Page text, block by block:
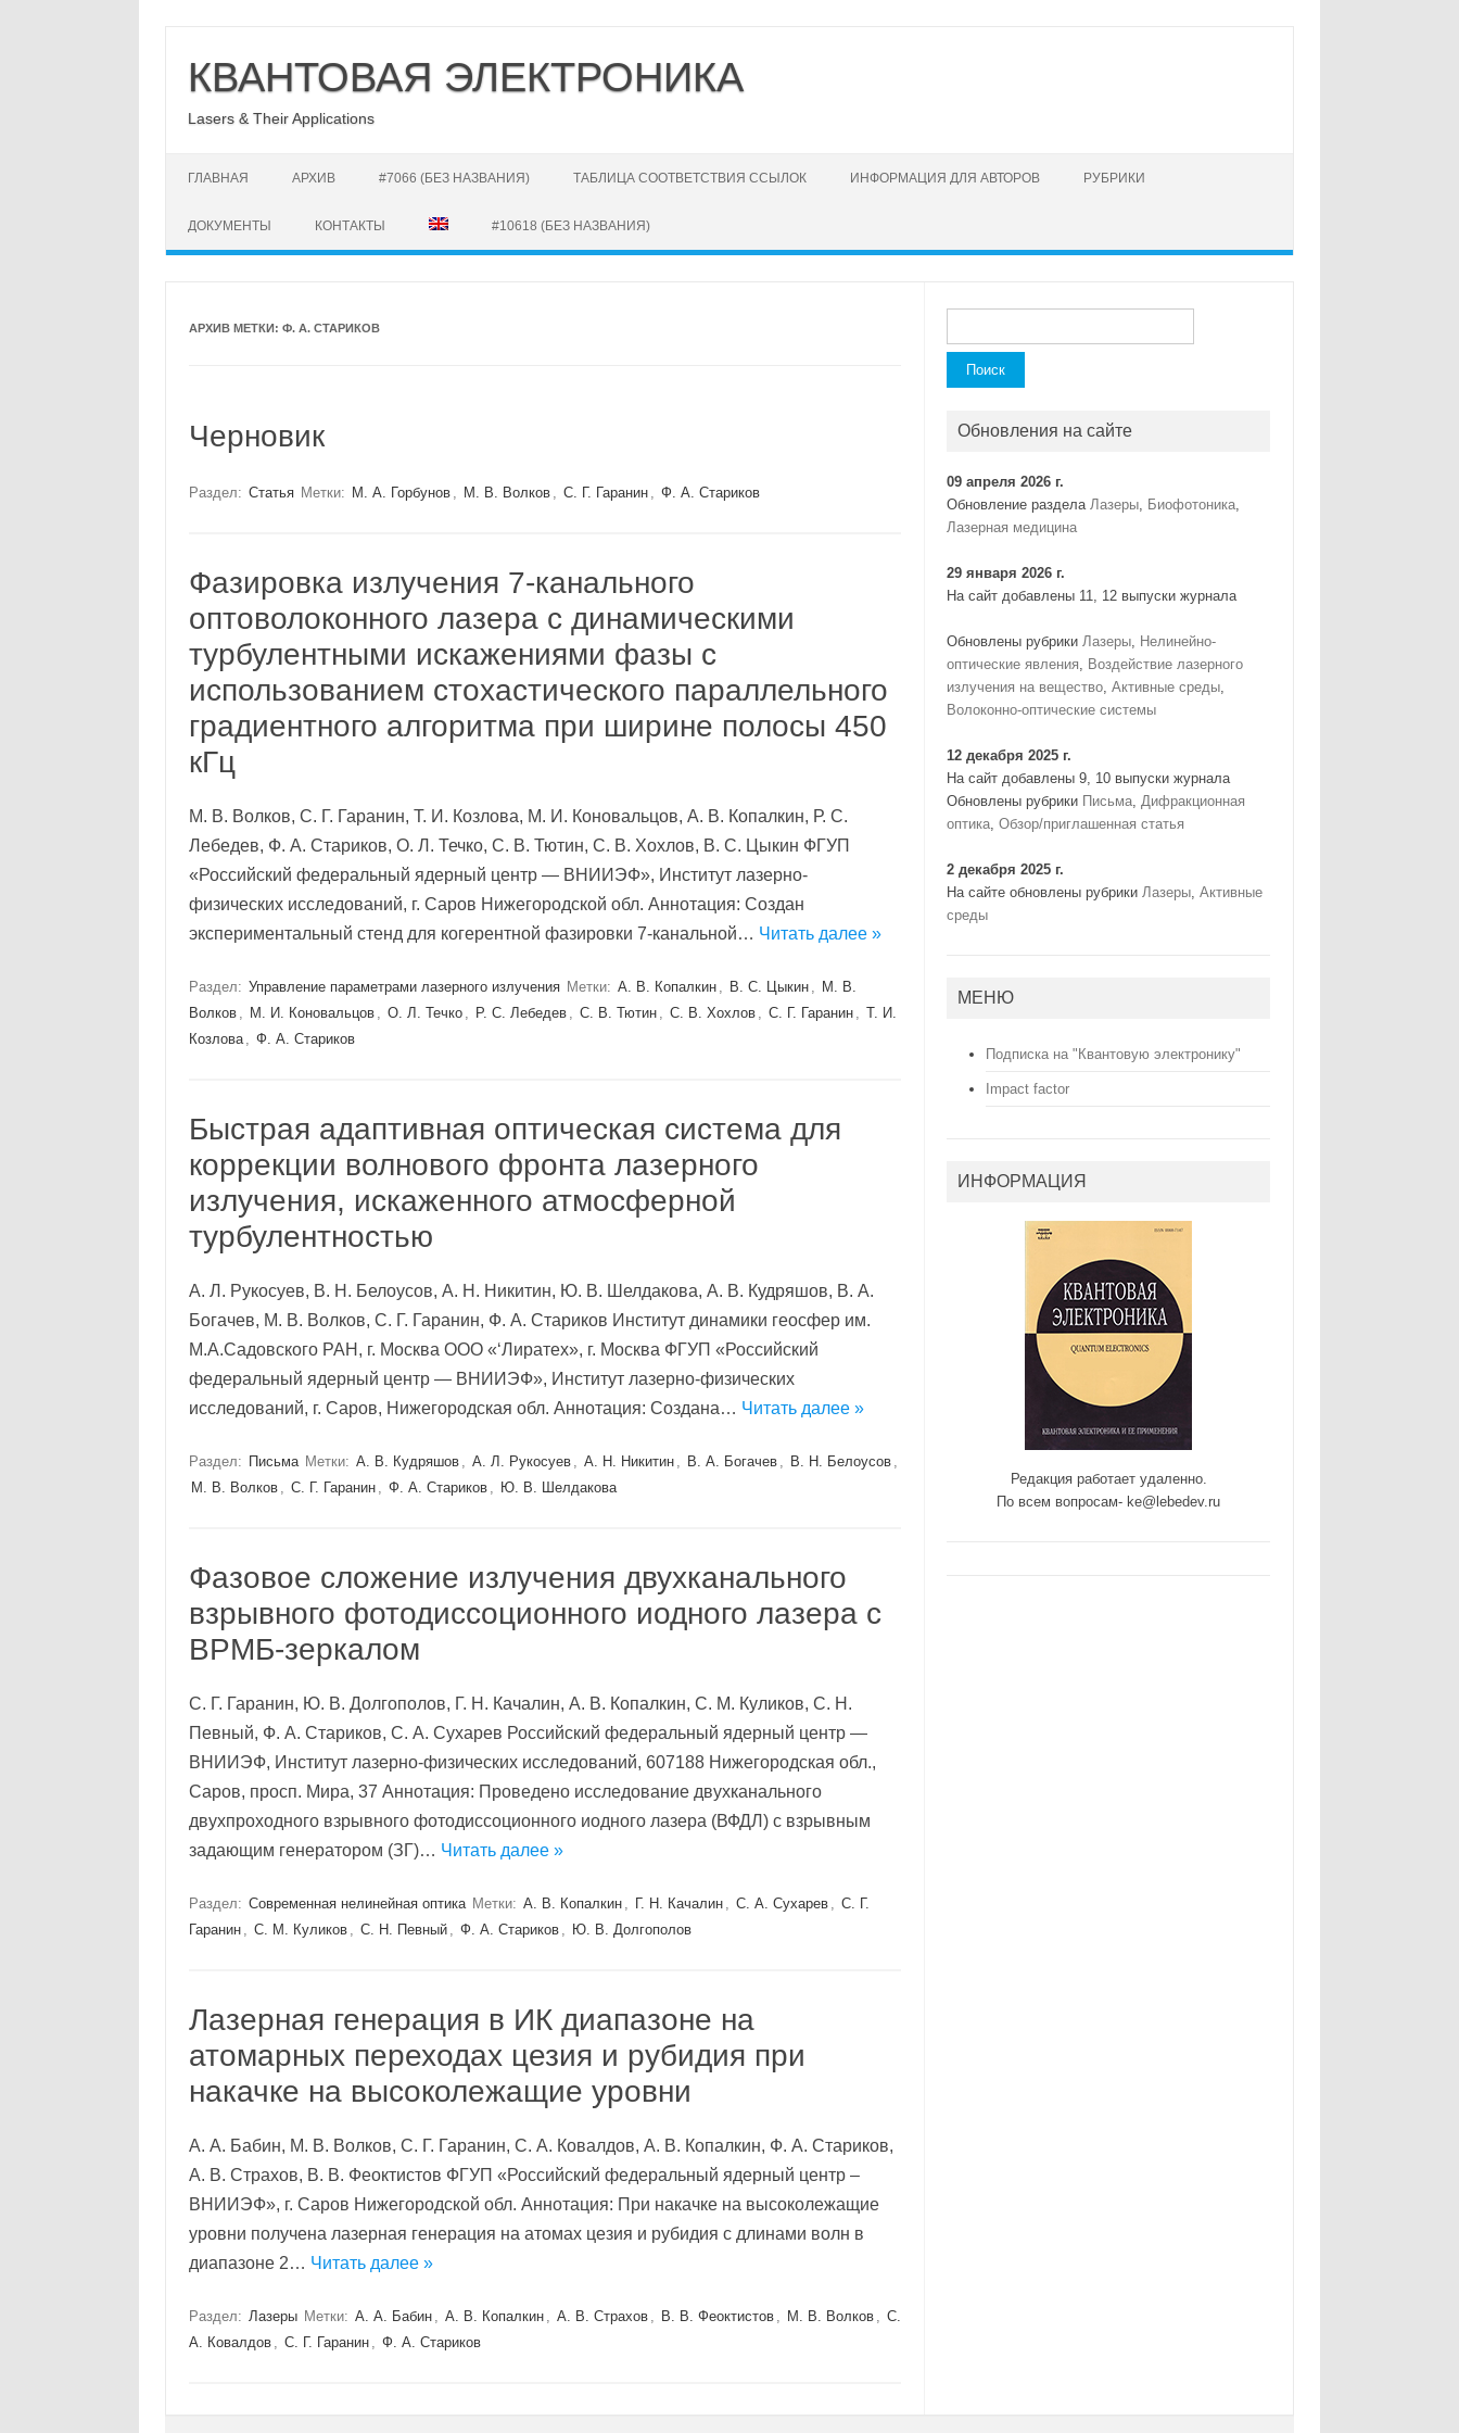
содержимому
КВАНТОВАЯ ЭЛЕКТРОНИКА
Lasers & Their Applications
ГЛАВНАЯ АРХИВ #7066 (БЕЗ НАЗВАНИЯ) ТАБЛИЦА СООТВЕТСТВИЯ ССЫЛОК ИНФОРМАЦИЯ ДЛЯ АВТОРОВ РУБРИКИ
ДОКУМЕНТЫ КОНТАКТЫ #10618 (БЕЗ НАЗВАНИЯ)
АРХИВ МЕТКИ: Ф. А. СТАРИКОВ
Черновик
Раздел: Статья Метки: М. А. Горбунов , М. В. Волков , С. Г. Гаранин , Ф. А. Стариков
Фазировка излучения 7-канального
оптоволоконного лазера с динамическими
турбулентными искажениями фазы с
использованием стохастического параллельного
градиентного алгоритма при ширине полосы 450
кГц
М. В. Волков, С. Г. Гаранин, Т. И. Козлова, М. И. Коновальцов, А. В. Копалкин, Р. С.
Лебедев, Ф. А. Стариков, О. Л. Течко, С. В. Тютин, С. В. Хохлов, В. С. Цыкин ФГУП
«Российский федеральный ядерный центр — ВНИИЭФ», Институт лазерно-
физических исследований, г. Саров Нижегородской обл. Аннотация: Создан
экспериментальный стенд для когерентной фазировки 7-канальной… Читать далее »
Раздел: Управление параметрами лазерного излучения Метки: А. В. Копалкин , В. С. Цыкин , М. В.
Волков , М. И. Коновальцов , О. Л. Течко , Р. С. Лебедев , С. В. Тютин , С. В. Хохлов , С. Г. Гаранин , Т. И.
Козлова , Ф. А. Стариков
Быстрая адаптивная оптическая система для
коррекции волнового фронта лазерного
излучения, искаженного атмосферной
турбулентностью
А. Л. Рукосуев, В. Н. Белоусов, А. Н. Никитин, Ю. В. Шелдакова, А. В. Кудряшов, В. А.
Богачев, М. В. Волков, С. Г. Гаранин, Ф. А. Стариков Институт динамики геосфер им.
М.А.Садовского РАН, г. Москва ООО «‘Лиратех», г. Москва ФГУП «Российский
федеральный ядерный центр — ВНИИЭФ», Институт лазерно-физических
исследований, г. Саров, Нижегородская обл. Аннотация: Создана… Читать далее »
Раздел: Письма Метки: А. В. Кудряшов , А. Л. Рукосуев , А. Н. Никитин , В. А. Богачев , В. Н. Белоусов ,
М. В. Волков , С. Г. Гаранин , Ф. А. Стариков , Ю. В. Шелдакова
Фазовое сложение излучения двухканального
взрывного фотодиссоционного иодного лазера с
ВРМБ-зеркалом
С. Г. Гаранин, Ю. В. Долгополов, Г. Н. Качалин, А. В. Копалкин, С. М. Куликов, С. Н.
Певный, Ф. А. Стариков, С. А. Сухарев Российский федеральный ядерный центр —
ВНИИЭФ, Институт лазерно-физических исследований, 607188 Нижегородская обл.,
Саров, просп. Мира, 37 Аннотация: Проведено исследование двухканального
двухпроходного взрывного фотодиссоционного иодного лазера (ВФДЛ) с взрывным
задающим генератором (ЗГ)… Читать далее »
Раздел: Современная нелинейная оптика Метки: А. В. Копалкин , Г. Н. Качалин , С. А. Сухарев , С. Г.
Гаранин , С. М. Куликов , С. Н. Певный , Ф. А. Стариков , Ю. В. Долгополов
Лазерная генерация в ИК диапазоне на
атомарных переходах цезия и рубидия при
накачке на высоколежащие уровни
А. А. Бабин, М. В. Волков, С. Г. Гаранин, С. А. Ковалдов, А. В. Копалкин, Ф. А. Стариков,
А. В. Страхов, В. В. Феоктистов ФГУП «Российский федеральный ядерный центр –
ВНИИЭФ», г. Саров Нижегородской обл. Аннотация: При накачке на высоколежащие
уровни получена лазерная генерация на атомах цезия и рубидия с длинами волн в
диапазоне 2… Читать далее »
Раздел: Лазеры Метки: А. А. Бабин , А. В. Копалкин , А. В. Страхов , В. В. Феоктистов , М. В. Волков , С.
А. Ковалдов , С. Г. Гаранин , Ф. А. Стариков
Обновления на сайте
09 апреля 2026 г.
Обновление разделаЛазеры, Биофотоника,
Лазерная медицина
29 января 2026 г.
На сайт добавлены 11, 12 выпуски журнала
Обновлены рубрикиЛазеры, Нелинейно-
оптические явления, Воздействие лазерного
излучения на вещество,Активные среды,
Волоконно-оптические системы
12 декабря 2025 г.
На сайт добавлены 9, 10 выпуски журнала
Обновлены рубрики Письма,Дифракционная
оптика,Обзор/приглашенная статья
2 декабря 2025 г.
На сайте обновлены рубрикиЛазеры,Активные
среды
МЕНЮ
Подписка на "Квантовую электронику"
Impact factor
ИНФОРМАЦИЯ
Редакция работает удаленно.
По всем вопросам- ke@lebedev.ru